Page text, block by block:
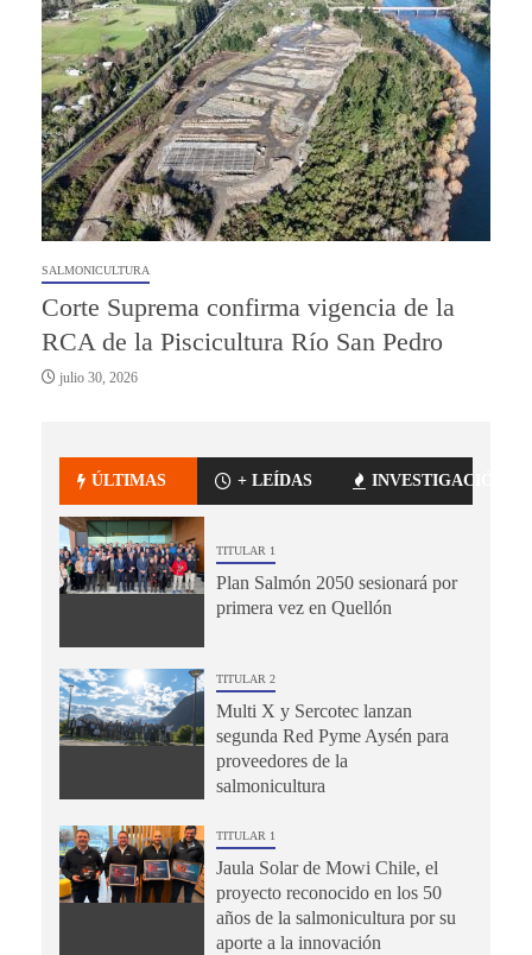
SALMONICULTURA
Corte Suprema confirma vigencia de la
RCA de la Piscicultura Río San Pedro
julio 30, 2026
ÚLTIMAS + LEÍDAS INVESTIGACIÓN
TITULAR 1
Plan Salmón 2050 sesionará por
primera vez en Quellón
TITULAR 2
Multi X y Sercotec lanzan
segunda Red Pyme Aysén para
proveedores de la
salmonicultura
TITULAR 1
Jaula Solar de Mowi Chile, el
proyecto reconocido en los 50
años de la salmonicultura por su
aporte a la innovación